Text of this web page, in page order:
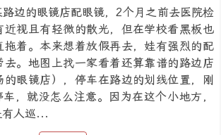
边的眼镜店配眼镜，2个月之前去医院检
近视且有轻微的散光，但在学校看黑板也
拖着。本来想着放假再去，娃有强烈的配
去。地图上找一家看着还算靠谱的路边店
的眼镜店），停车在路边的划线位置，刚
，就没怎么注意。因为在这个小地方，
有人巡...